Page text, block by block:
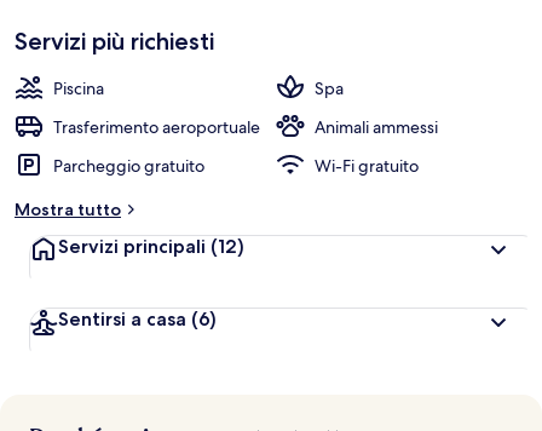
popolare
a
u
z
Servizi più richiesti
Piscina
Spa
Trasferimento aeroportuale
Animali ammessi
Parcheggio gratuito
Wi-Fi gratuito
Mostra tutto
Servizi principali (12)
Sentirsi a casa (6)